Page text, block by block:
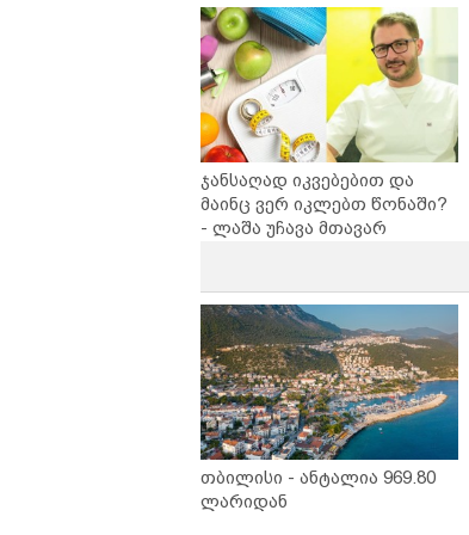
საქართველოშია
ჯანსაღად იკვებებით და
მაინც ვერ იკლებთ წონაში?
- ლაშა უჩავა მთავარ
თბილისი - ანტალია 969.80
ლარიდან